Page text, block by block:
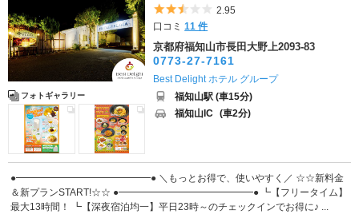
フォトギャラリー
5つ星のうち2.5
2.95
口コミ11 件
京都府福知山市長田大野上2093-83
0773-27-7161
Best Delight ホテル グループ
福知山駅 (車15分)
福知山IC (車2分)
●━━━━━━━━━━━━━━● ＼もっとお得で、使いやすく／ ☆☆新料金
＆新プランSTART!☆☆ ●━━━━━━━━━━━━━━● ┗【フリータイム】
最大13時間！ ┗【深夜宿泊均一】平日23時～のチェックインでお得に♪ ...